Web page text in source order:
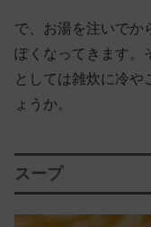
で、お湯を注いで
ぽくなってきます。
としては雑炊に冷や
ょうか。
スープ